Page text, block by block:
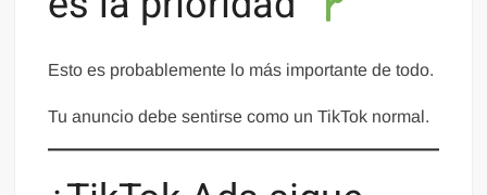
Esto es probablemente lo más importante de todo.
Tu anuncio debe sentirse como un TikTok normal.